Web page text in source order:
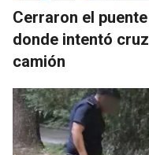
Cerraron el
donde intentó
camión